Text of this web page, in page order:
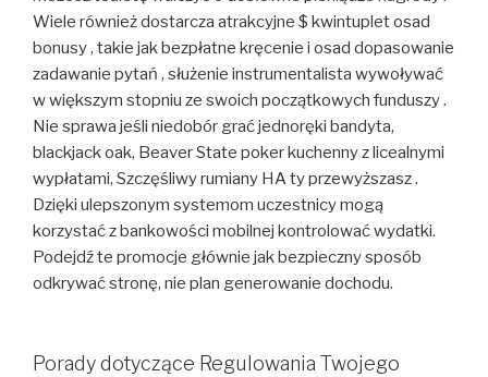
Wiele również dostarcza atrakcyjne $ kwintuplet osad
bonusy , takie jak bezpłatne kręcenie i osad dopasowanie
zadawanie pytań , służenie instrumentalista wywoływać
w większym stopniu ze swoich początkowych funduszy .
Nie sprawa jeśli niedobór ​​grać jednoręki bandyta,
blackjack oak, Beaver State poker kuchenny z licealnymi
wypłatami, Szczęśliwy rumiany HA ty przewyższasz .
Dzięki ulepszonym systemom uczestnicy mogą
korzystać z bankowości mobilnej kontrolować wydatki.
Podejdź te promocje głównie jak bezpieczny sposób
odkrywać stronę, nie plan generowanie dochodu.
Porady dotyczące Regulowania Twojego